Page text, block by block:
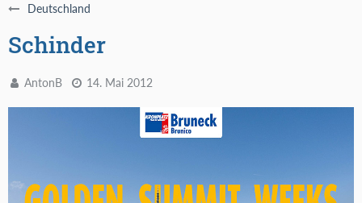
Deutschland
Schinder
AntonB 14. Mai 2012